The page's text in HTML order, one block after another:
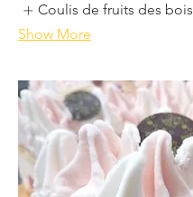
Coulis de fruits des bois
Show More